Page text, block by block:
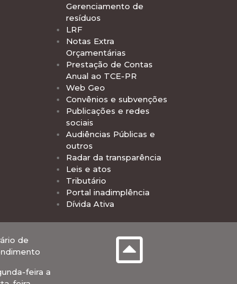
Gerenciamento de
resíduos
LRF
Notas Extra
Orçamentárias
Prestação de Contas
Anual ao TCE-PR
Web Geo
Convênios e subvenções
Publicações e redes
sociais
Audiências Públicas e
outros
Radar da transparência
Leis e atos
Tributário
Portal inadimplência
Dívida Ativa
de
feira a